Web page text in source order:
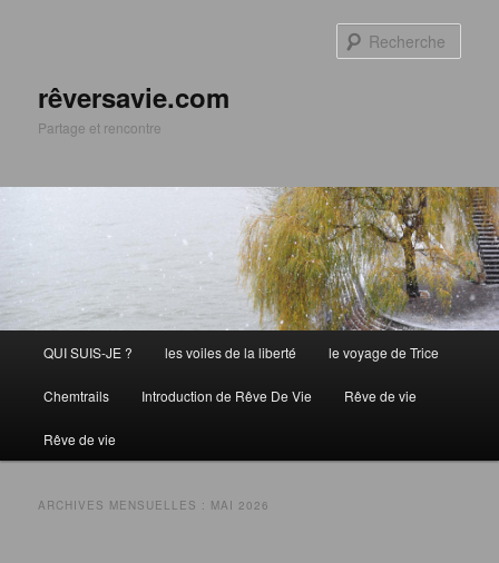
rêversavie.com
Partage et rencontre
principal
QUI SUIS-JE ? les voiles de la liberté le voyage de Trice
Chemtrails Introduction de Rêve De Vie Rêve de vie
Rêve de vie
ARCHIVES MENSUELLES : MAI 2026